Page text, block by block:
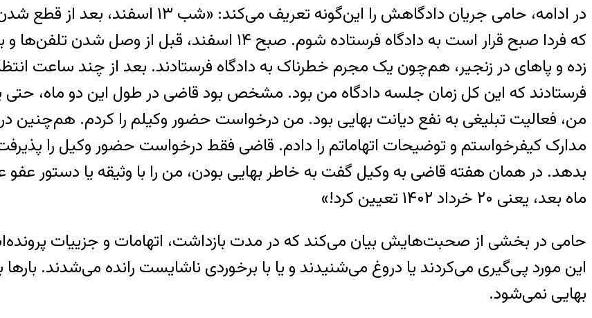
در ادامه، حامی جریان دادگاهش را
که فردا صبح قرار است به دادگاه فرستاده شوم. صبح ۱۴
زده و پاهای در زنجیر، هم‌چون یک مجرم خطرناک به دادگاه فرستادند. بعد از چند ساعت
فرستادند که این کل زمان جلسه‌ دادگاه من بود. مشخص بود قاضی در طول این دو ماه، حتی
من، فعالیت تبلیغی به نفع دیانت بهایی بود. من درخواست حضور وکیلم را کردم. هم‌‌چنین
مدارک کیفرخواستم و توضیحات اتهاماتم را دادم. قاضی فقط درخواست حضور وکیل را
بدهد. در همان هفته قاضی به وکیل گفت به خاطر بهایی بودن، من را با وثیقه یا دستور عفو
ماه بعد، یعنی ۲۰ خرداد ۱۴۰۲ تعیین کرد!»
حامی در بخشی از صحبت‌هایش بیان می‌کند که در مدت بازداشت، اتهامات و جزییات
این مورد پی‌گیری می‌کردند یا دروغ می‌شنیدند و یا با برخوردی ناشایست رانده می‌شدند.
بهایی نمی‌شود.